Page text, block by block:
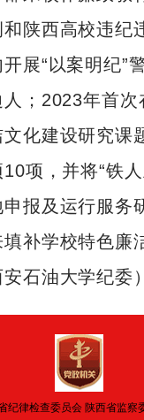
陕西高校违纪
展“以案明纪”
；2023年首次
化建设研究课
项，并将“铁
报及运行服务
补学校特色廉
石油大学纪委）
纪律检查委员会 陕西省监察